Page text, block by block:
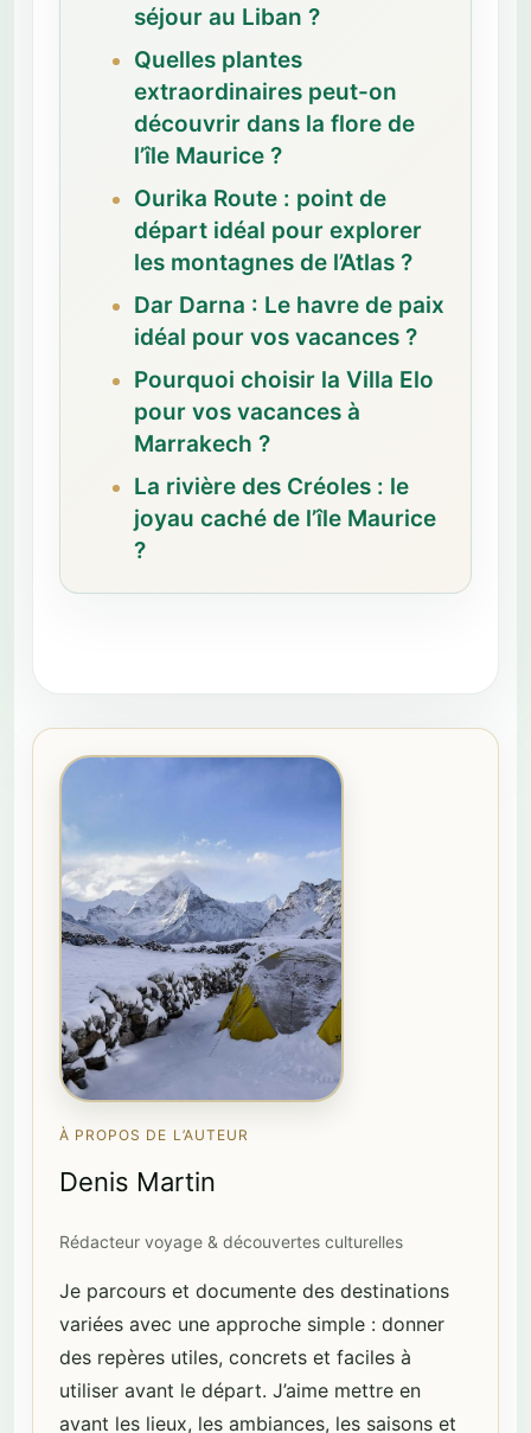
séjour au Liban ?
Quelles plantes
extraordinaires peut-on
découvrir dans la flore de
l’île Maurice ?
Ourika Route : point de
départ idéal pour explorer
les montagnes de l’Atlas ?
Dar Darna : Le havre de paix
idéal pour vos vacances ?
Pourquoi choisir la Villa Elo
pour vos vacances à
Marrakech ?
La rivière des Créoles : le
joyau caché de l’île Maurice
?
À PROPOS DE L’AUTEUR
Denis Martin
Rédacteur voyage & découvertes culturelles
Je parcours et documente des destinations
variées avec une approche simple : donner
des repères utiles, concrets et faciles à
utiliser avant le départ. J’aime mettre en
avant les lieux, les ambiances, les saisons et